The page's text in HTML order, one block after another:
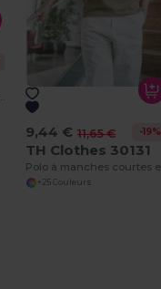
9,44 € 11,65 € -19%
TH Clothes 30131
+25 Couleurs